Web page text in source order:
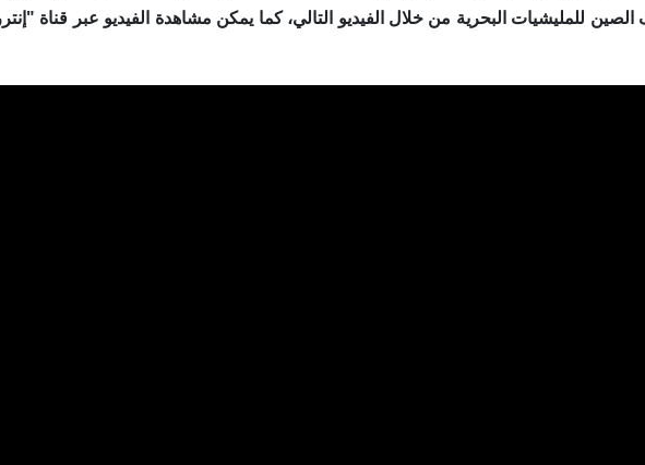
للمليشيات البحرية من خلال الفيديو التالي، كما يمكن مشاهدة الفيديو عبر قناة